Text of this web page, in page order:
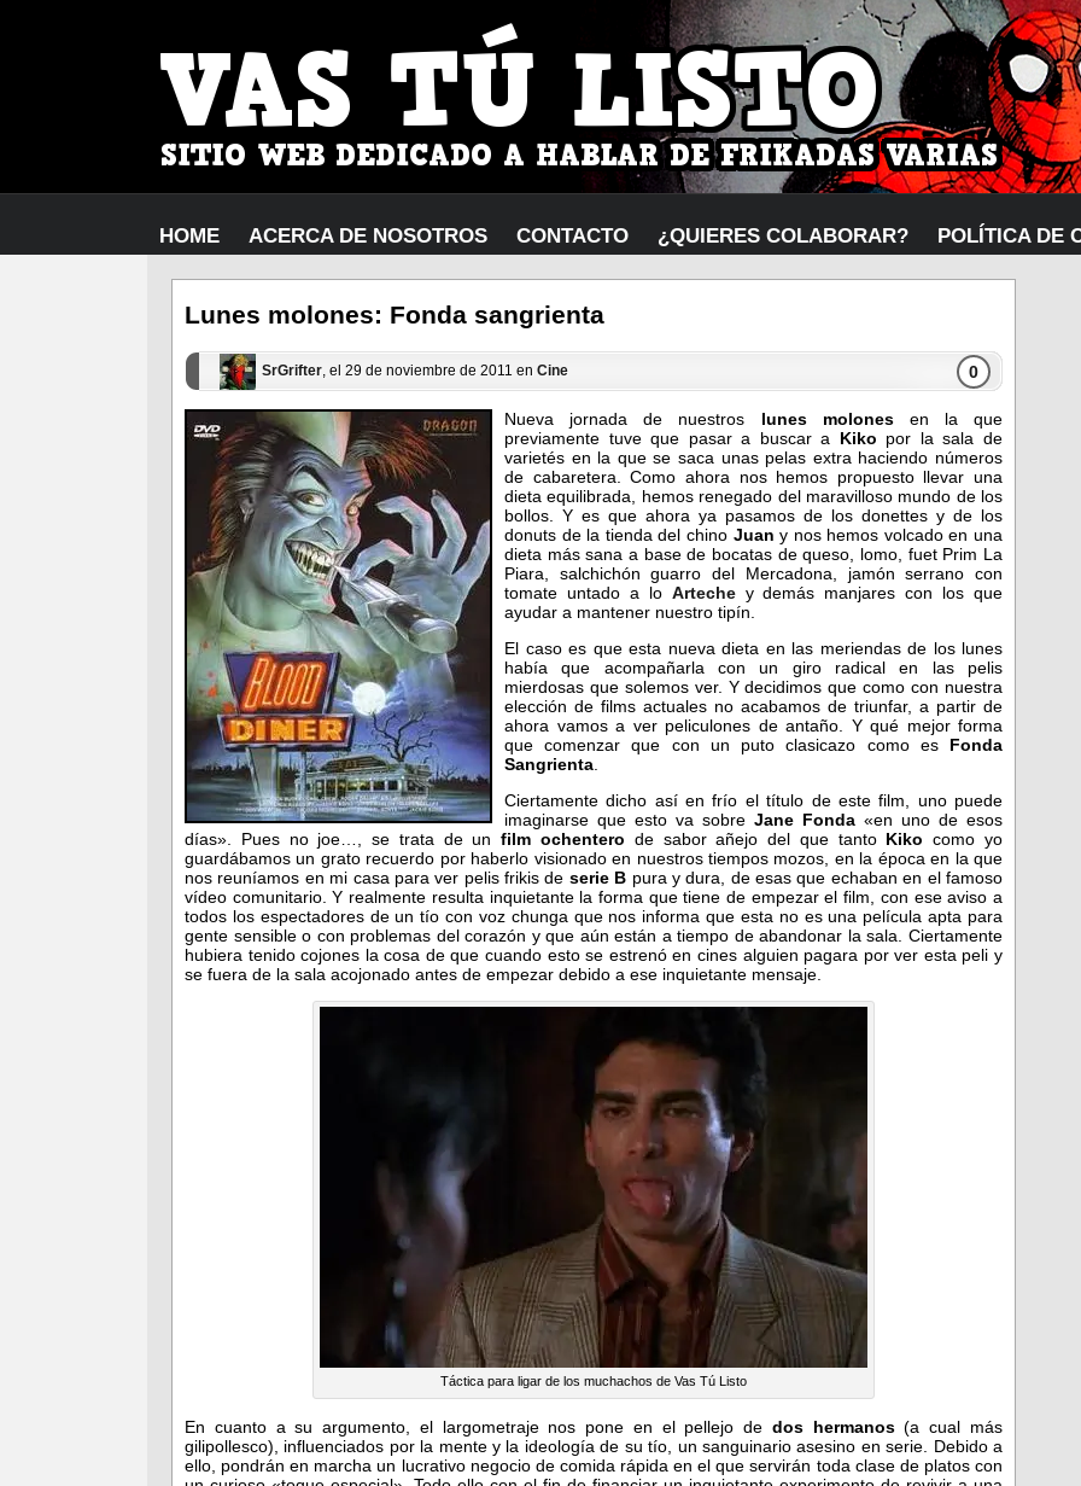
HOME ACERCA DE NOSOTROS CONTACTO ¿QUIERES COLABORAR? POLÍTICA DE
Lunes molones: Fonda sangrienta
SrGrifter, el 29 de noviembre de 2011 en Cine 0
Nueva jornada de nuestros lunes molonesen la que
previamente tuve que pasar a buscar a Kiko por la sala de
varietés en la que se saca unas pelas extra haciendo números
de cabaretera. Como ahora nos hemos propuesto llevar una
dieta equilibrada, hemos renegado del maravilloso mundo de los
bollos. Y es que ahora ya pasamos de los donettes y de los
donuts de la tienda del chino Juan y nos hemos volcado en una
dieta más sana a base de bocatas de queso, lomo, fuet Prim La
Piara, salchichón guarro del Mercadona, jamón serrano con
tomate untado a lo Artechey demás manjares con los que
ayudar a mantener nuestro tipín.
El caso es que esta nueva dieta en las meriendas de los lunes
había que acompañarla con un giro radical en las pelis
mierdosas que solemos ver. Y decidimos que como con nuestra
elección de films actuales no acabamos de triunfar, a partir de
ahora vamos a ver peliculones de antaño. Y qué mejor forma
que comenzar que con un puto clasicazo como es Fonda
Sangrienta
Ciertamente dicho así en frío el título de este film, uno puede
imaginarse que esto va sobre Jane Fonda «en uno de esos
días». Pues no joe…, se trata de un film ochentero de sabor añejo del que tanto Kiko como yo
guardábamos un grato recuerdo por haberlo visionado en nuestros tiempos mozos, en la época en la que
nos reuníamos en mi casa para ver pelis frikis de serie B pura y dura, de esas que echaban en el famoso
vídeo comunitario. Y realmente resulta inquietante la forma que tiene de empezar el film, con ese aviso a
todos los espectadores de un tío con voz chunga que nos informa que esta no es una película apta para
gente sensible o con problemas del corazón y que aún están a tiempo de abandonar la sala. Ciertamente
hubiera tenido cojones la cosa de que cuando esto se estrenó en cines alguien pagara por ver esta peli y
se fuera de la sala acojonado antes de empezar debido a ese inquietante mensaje.
Táctica para ligar de los muchachos de Vas Tú Listo
En cuanto a su argumento, el largometraje nos pone en el pellejo de dos hermanos(a cual más
gilipollesco), influenciados por la mente y la ideología de su tío, un sanguinario asesino en serie. Debido a
ello, pondrán en marcha un lucrativo negocio de comida rápida en el que servirán toda clase de platos con